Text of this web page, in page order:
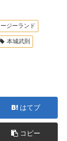
ジーランド
本城武則
はてブ
コピー